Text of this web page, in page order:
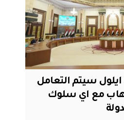
ادارة الدولة: بعد 30 ايلول سيتم التعامل
مع اي سلوك